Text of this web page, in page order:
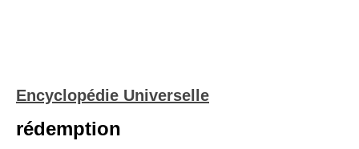
Encyclopédie Universelle
rédemption